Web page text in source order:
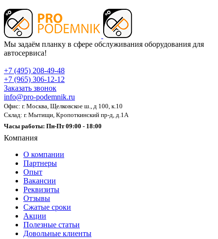
Мы задаём планку в сфере обслуживания оборудования для
автосервиса!
+7 (495) 208-49-48
+7 (965) 306-12-12
Заказать звонок
info@pro-podemnik.ru
Офис: г. Москва, Щелковское ш., д 100, к.10
Склад: г. Мытищи, Кропоткинский пр-д, д.1А
Часы работы: Пн-Пт 09:00 - 18:00
Компания
О компании
Партнеры
Опыт
Вакансии
Реквизиты
Отзывы
Сжатые сроки
Акции
Полезные статьи
Довольные клиенты